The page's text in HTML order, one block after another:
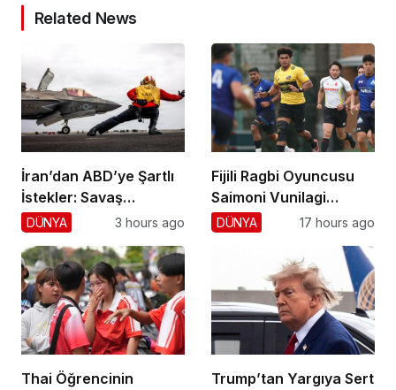
Related News
İran’dan ABD’ye Şartlı
İstekler: Savaş
Sonlansın!
DÜNYA 3 hours ago
Fijili Ragbi Oyuncusu
Saimoni Vunilagi
Hayatını Kaybetti
DÜNYA 17 hours ago
Thai Öğrencinin
Trump’tan Yargıya Sert